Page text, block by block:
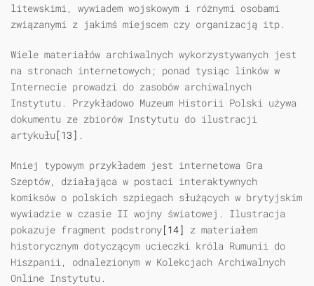
litewskimi, wywiadem wojskowym i różnymi osobami
związanymi z jakimś miejscem czy organizacją itp.
Wiele materiałów archiwalnych wykorzystywanych jest
na stronach internetowych; ponad tysiąc linków w
Internecie prowadzi do zasobów archiwalnych
Instytutu. Przykładowo Muzeum Historii Polski używa
dokumentu ze zbiorów Instytutu do ilustracji
artykułu [13] .
Mniej typowym przykładem jest internetowa Gra
Szeptów, działająca w postaci interaktywnych
komiksów o polskich szpiegach służących w brytyjskim
wywiadzie w czasie II wojny światowej. Ilustracja
pokazuje fragment podstrony[14] z materiałem
historycznym dotyczącym ucieczki króla Rumunii do
Hiszpanii, odnalezionym w Kolekcjach Archiwalnych
Online Instytutu.